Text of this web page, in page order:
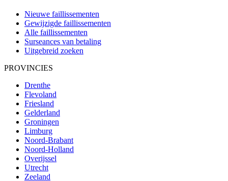
Nieuwe faillissementen
Gewijzigde faillissementen
Alle faillissementen
Surseances van betaling
Uitgebreid zoeken
PROVINCIES
Drenthe
Flevoland
Friesland
Gelderland
Groningen
Limburg
Noord-Brabant
Noord-Holland
Overijssel
Utrecht
Zeeland